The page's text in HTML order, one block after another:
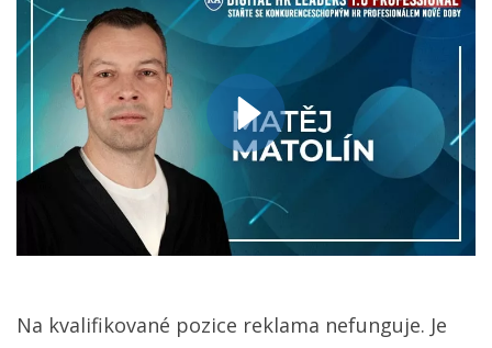
Na kvalifikované pozice reklama nefunguje. Je